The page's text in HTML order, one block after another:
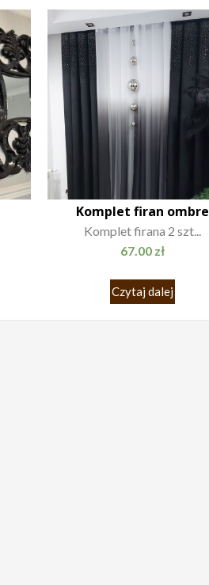
Komplet firan ombre
Komplet firana 2 szt...
67.00 zł
Czytaj dalej